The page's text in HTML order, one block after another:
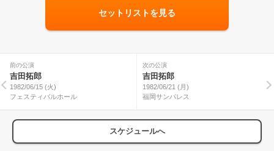
セットリストを見る
前の公演
吉田拓郎
1982/06/15 (火)
フェスティバルホール
次の公演
吉田拓郎
1982/06/21 (月)
福岡サンパレス
スケジュールへ